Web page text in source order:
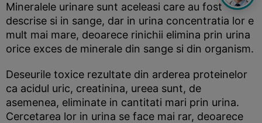
Mineralele urinare sunt aceleasi care au fost
descrise si in sange, dar in urina concentratia lor e
mult mai mare, deoarece rinichii elimina prin urina
orice exces de minerale din sange si din organism.
Deseurile toxice rezultate din arderea proteinelor
ca acidul uric, creatinina, ureea sunt, de
asemenea, eliminate in cantitati mari prin urina.
Cercetarea lor in urina se face mai rar, deoarece